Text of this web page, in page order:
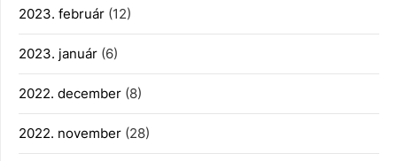
2023. február (12)
2023. január (6)
2022. december (8)
2022. november (28)